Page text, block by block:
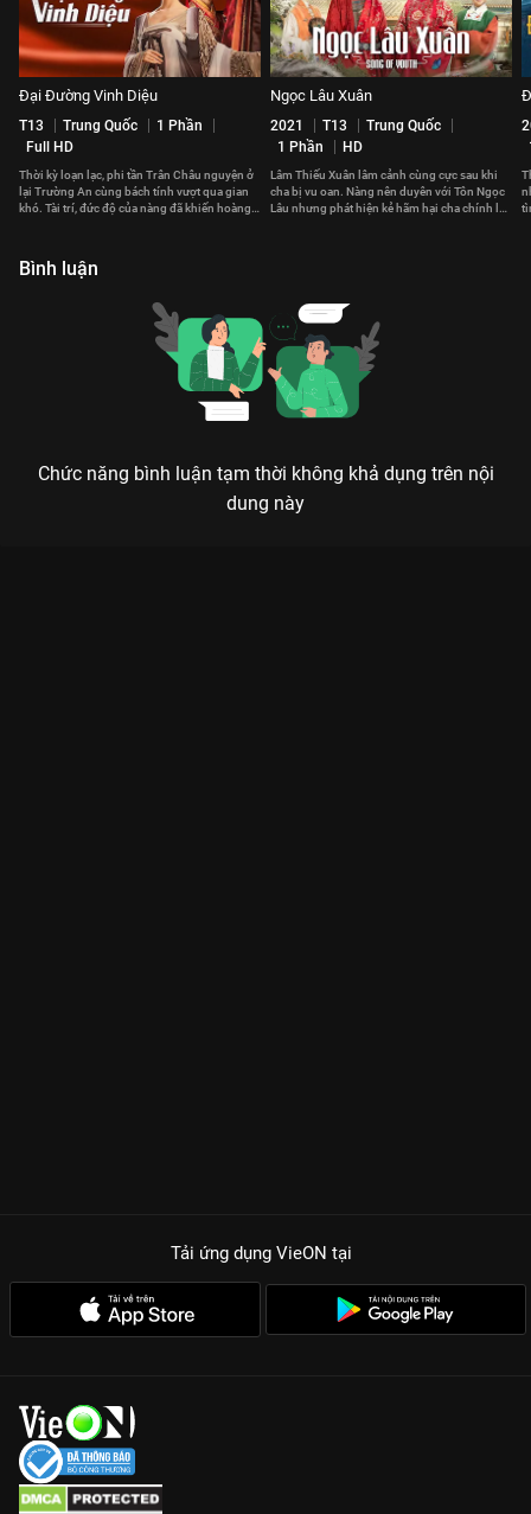
Đại Đường Vinh Diệu
T13 Trung Quốc
1 Phần
Full HD
Thời kỳ loạn lạc, phi tần Trân Châu nguyện ở
lại Trường An cùng bách tính vượt qua gian
khó. Tài trí, đức độ của nàng đã khiến hoàng
Ngọc Lâu Xuân
2021 T13
Trung Quốc
1 Phần
HD
Lâm Thiếu Xuân lâm cảnh cùng cực sau khi
cha bị vu oan. Nàng nên duyên với Tôn Ngọc
Lâu nhưng phát hiện kẻ hãm hại cha chính là
Bình luận
Chức năng bình luận tạm thời không khả dụng trên nội
dung này
Tải ứng dụng VieON tại